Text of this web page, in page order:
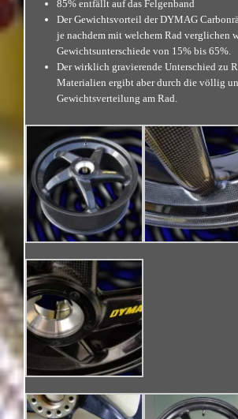
85% entfällt auf das Felgenband
Der Gewichtsvorteil der DYMAG
je nachdem mit welchem Rad verglichen
Gewichtsunterschiede von 15% bis 65%.
Der wirklich gravierende Unterschied zu
Materialien ergibt aber durch die völlig
Gewichtsverteilung am Rad.